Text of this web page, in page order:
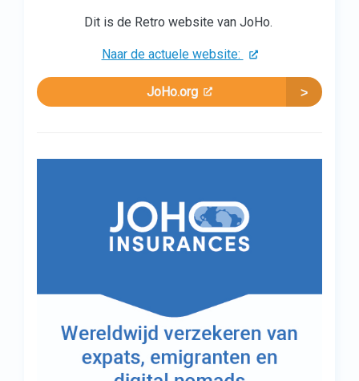
Dit is de Retro website van JoHo.
Naar de actuele website:
JoHo.org